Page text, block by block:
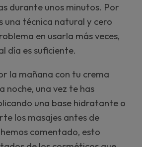
durante unos minutos. Por
una técnica natural y cero
en usarla más veces,
día es suficiente.
la mañana con tu crema
noche, una vez te has
una base hidratante o
los masajes antes de
comentado, esto